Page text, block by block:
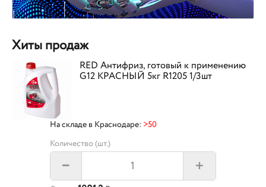
Хиты продаж
RED Антифриз, готовый к применению
G12 КРАСНЫЙ 5кг R1205 1/3шт
На складе в Краснодаре: >50
Количество (шт.)
– +